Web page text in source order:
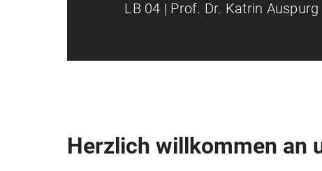
LB 04 | Prof. Dr. Katrin Auspurg
Herzlich willkommen an